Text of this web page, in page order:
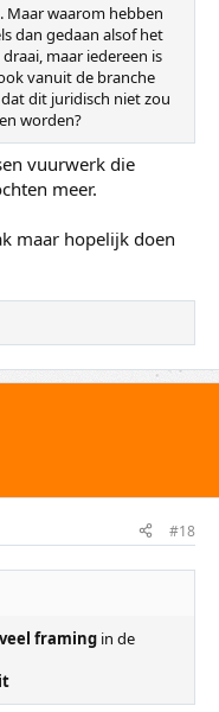
Maar waarom hebben
dan gedaan alsof het
maar iedereen is
vanuit de branche
dit juridisch niet zou
worden?
vuurwerk die
meer.
maar hopelijk doen
#18
veel framing in de